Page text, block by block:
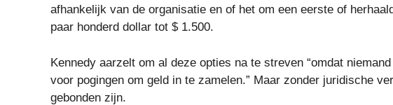
afhankelijk van de organisatie en of het om een ​​eerste of
paar honderd dollar tot $ 1.500.
Kennedy aarzelt om al deze opties na te streven “omdat
voor pogingen om geld in te zamelen.” Maar zonder juridische
gebonden zijn.